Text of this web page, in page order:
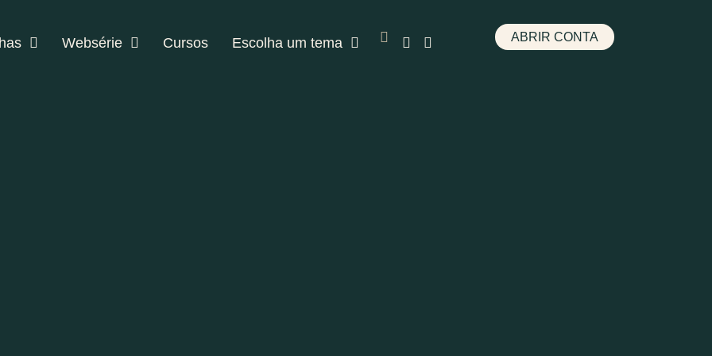
Websérie Cursos Escolha um tema ABRIR CONTA